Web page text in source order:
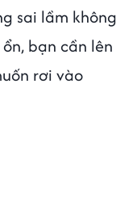
sai lầm không
bạn cần lên
rơi vào